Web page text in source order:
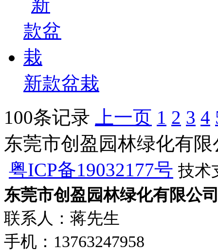
新款盆栽
100条记录
上一页 1 2 3 4
东莞市创盈园林绿化有
粤ICP备19032177号 技术
东莞市创盈园林绿化有限公
联系人：蒋先生
手机：13763247958